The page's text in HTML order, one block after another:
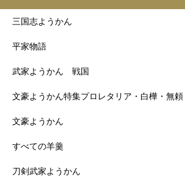
三国志ようかん
平家物語
武家ようかん 戦国
文豪ようかん特集プロレタリア・白樺・無頼
文豪ようかん
すべての羊羹
刀剣武家ようかん